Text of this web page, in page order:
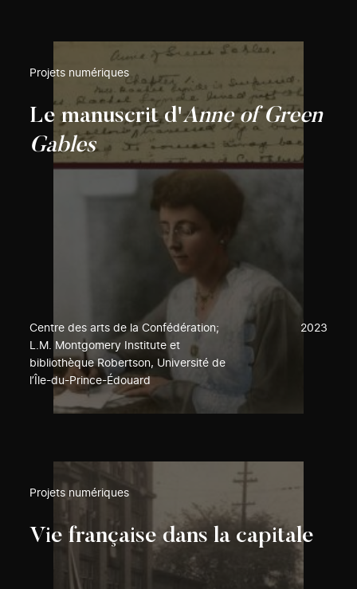
Projets numériques
Le manuscrit d'Anne of Green
Gables
Centre des arts de la Confédération;
L.M. Montgomery Institute et
bibliothèque Robertson, Université de
l’Île-du-Prince-Édouard
2023
Projets numériques
Vie française dans la capitale